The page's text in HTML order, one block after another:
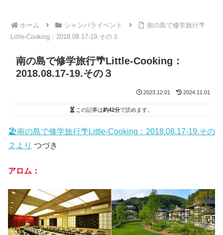
ホーム シャンバライベント
南の島で修学旅行🌴
Little-Cooking：2018.08.17-19.その３
南の島で修学旅行🌴Little-Cooking：
2018.08.17-19.その３
2023.12.01 2024.11.01
この記事は約42分で読めます。
🏖南の島で修学旅行🌴Little-Cooking：2018.08.17-19.その
２より つづき
アロム：